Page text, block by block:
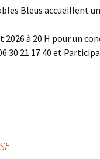
Bleus accueillent
2026 à 20 H pour un
30 21 17 40 et